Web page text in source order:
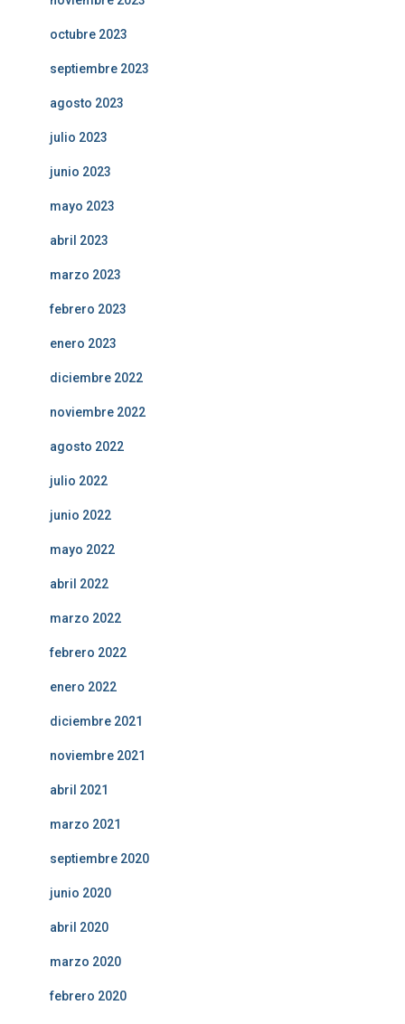
octubre 2023
septiembre 2023
agosto 2023
julio 2023
junio 2023
mayo 2023
abril 2023
marzo 2023
febrero 2023
enero 2023
diciembre 2022
noviembre 2022
agosto 2022
julio 2022
junio 2022
mayo 2022
abril 2022
marzo 2022
febrero 2022
enero 2022
diciembre 2021
noviembre 2021
abril 2021
marzo 2021
septiembre 2020
junio 2020
abril 2020
marzo 2020
febrero 2020